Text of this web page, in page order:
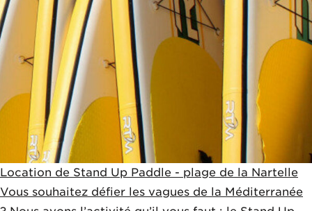
Location de Stand Up Paddle - plage de la Nartelle
Vous souhaitez défier les vagues de la Méditerranée